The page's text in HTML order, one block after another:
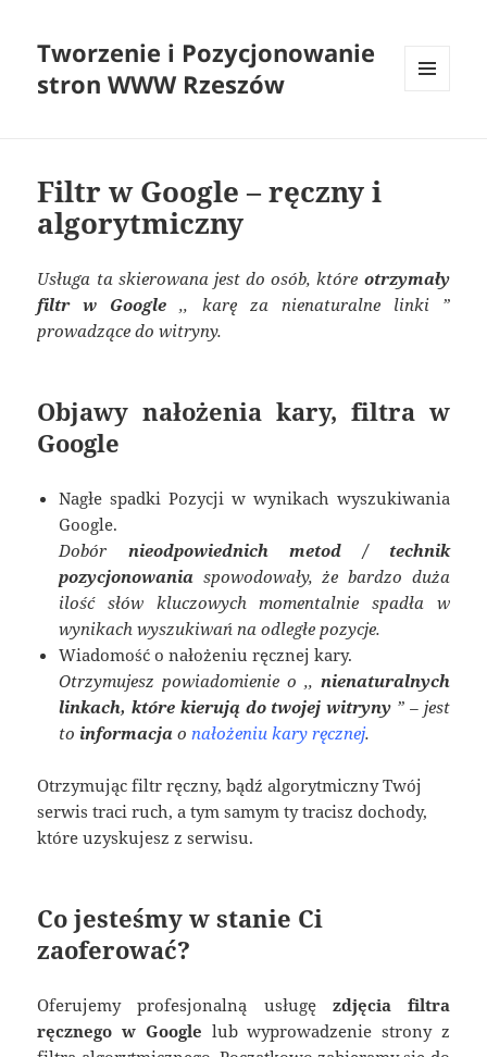
Tworzenie i Pozycjonowanie
stron WWW Rzeszów
Filtr w Google – ręczny i
algorytmiczny
Usługa ta skierowana jest do osób, które otrzymały
filtr w Google ,, karę za nienaturalne linki ”
prowadzące do witryny.
Objawy nałożenia kary, filtra w
Google
Nagłe spadki Pozycji w wynikach wyszukiwania
Google.
Dobór nieodpowiednich metod / technik
pozycjonowania spowodowały, że bardzo duża
ilość słów kluczowych momentalnie spadła w
wynikach wyszukiwań na odległe pozycje.
Wiadomość o nałożeniu ręcznej kary.
Otrzymujesz powiadomienie o ,, nienaturalnych
linkach, które kierują do twojej witryny ” – jest
to informacja onałożeniu kary ręcznej.
Otrzymując filtr ręczny, bądź algorytmiczny Twój
serwis traci ruch, a tym samym ty tracisz dochody,
które uzyskujesz z serwisu.
Co jesteśmy w stanie Ci
zaoferować?
Oferujemy profesjonalną usługę zdjęcia filtra
ręcznego w Google lub wyprowadzenie strony z